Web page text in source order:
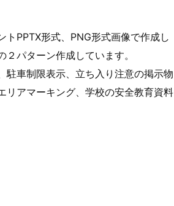
PPTX形式、PNG形式画像で作成し
パターン作成しています。
駐車制限表示、立ち入り注意の掲示物
リアマーキング、学校の安全教育資料